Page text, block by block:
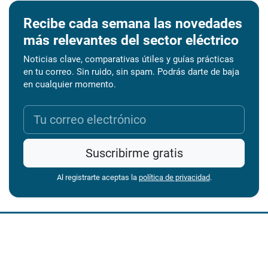
Recibe cada semana las novedades
más relevantes del sector eléctrico
Noticias clave, comparativas útiles y guías prácticas
en tu correo. Sin ruido, sin spam. Podrás darte de baja
en cualquier momento.
Suscribirme gratis
Al registrarte aceptas la política de privacidad.